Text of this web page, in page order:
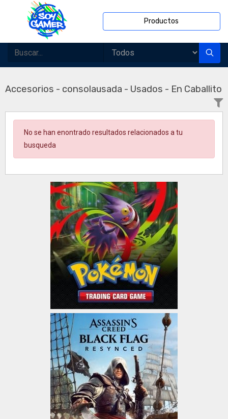
Productos
Accesorios - consolausada - Usados - En Caballito
No se han enontrado resultados relacionados a tu
busqueda